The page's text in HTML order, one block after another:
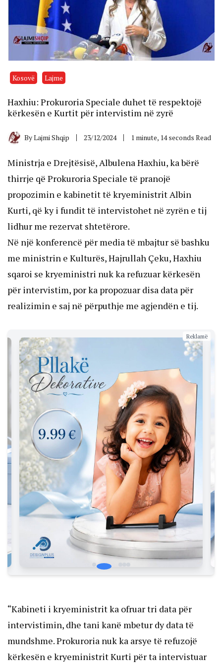
Kosovë Lajme
Haxhiu: Prokuroria Speciale duhet të respektojë
kërkesën e Kurtit për intervistim në zyrë
ByLajmi Shqip 23/12/2024 1 minute, 14 seconds Read
Ministrja e Drejtësisë, Albulena Haxhiu, ka bërë
thirrje që Prokuroria Speciale të pranojë
propozimin e kabinetit të kryeministrit Albin
Kurti, që ky i fundit të intervistohet në zyrën e tij
lidhur me rezervat shtetërore.
Në një konferencë për media të mbajtur së bashku
me ministrin e Kulturës, Hajrullah Çeku, Haxhiu
sqaroi se kryeministri nuk ka refuzuar kërkesën
për intervistim, por ka propozuar disa data për
realizimin e saj në përputhje me agjendën e tij.
Reklamë
“Kabineti i kryeministrit ka ofruar tri data për
intervistimin, dhe tani kanë mbetur dy data të
mundshme. Prokuroria nuk ka arsye të refuzojë
kërkesën e kryeministrit Kurti për ta intervistuar